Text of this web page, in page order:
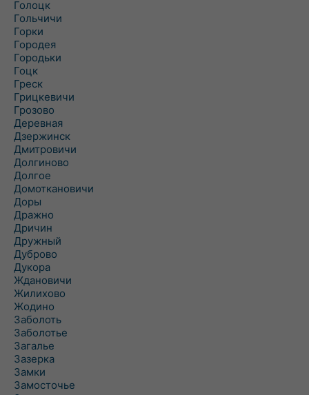
Голоцк
Гольчичи
Горки
Городея
Городьки
Гоцк
Греск
Грицкевичи
Грозово
Деревная
Дзержинск
Дмитровичи
Долгиново
Долгое
Домоткановичи
Доры
Дражно
Дричин
Дружный
Дуброво
Дукора
Ждановичи
Жилихово
Жодино
Заболоть
Заболотье
Загалье
Зазерка
Замки
Замосточье